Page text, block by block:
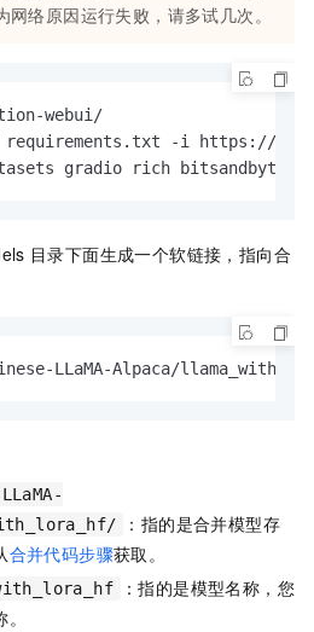
网络原因运行失败，请多试几次。
webui/
-i https://
gradio rich bitsandbytes
目录下面生成一个软链接，指向合
LLaMA-Alpaca/
：指的是合并模型存
合并代码步骤获取。
：指的是模型名称，您